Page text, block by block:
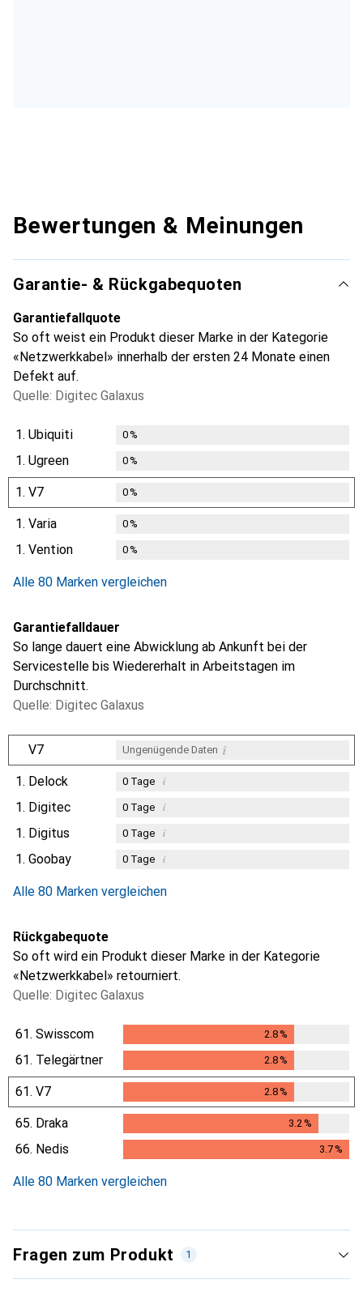
Bewertungen & Meinungen
Garantie- & Rückgabequoten
Garantiefallquote
So oft weist ein Produkt dieser Marke in der Kategorie
«Netzwerkkabel» innerhalb der ersten 24 Monate einen
Defekt auf.
Quelle: Digitec Galaxus
1. Ubiquiti 0%
1. Ugreen 0%
1. V7 0%
1. Varia 0%
1. Vention 0%
Alle 80 Marken vergleichen
Garantiefalldauer
So lange dauert eine Abwicklung ab Ankunft bei der
Servicestelle bis Wiedererhalt in Arbeitstagen im
Durchschnitt.
Quelle: Digitec Galaxus
V7 Ungenügende Daten i
1. Delock 0Tage i
1. Digitec 0Tage i
1. Digitus 0Tage i
1. Goobay 0Tage i
Alle 80 Marken vergleichen
Rückgabequote
So oft wird ein Produkt dieser Marke in der Kategorie
«Netzwerkkabel» retourniert.
Quelle: Digitec Galaxus
61. Swisscom 2.8%
61. Telegärtner 2.8%
61. V7 2.8%
65. Draka 3.2 %
3.2%
66. Nedis 3.7%
Alle 80 Marken vergleichen
Fragen zum Produkt 1